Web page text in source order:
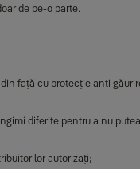
de pe-o parte.
față cu protecție anti
diferite pentru a nu
autorizați;